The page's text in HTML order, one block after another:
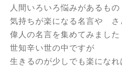
人間いろいろ悩みがあるもの
気持ちが楽になる名言や さ
偉人の名言を集めてみました
世知辛い世の中ですが
生きるのが少しでも楽になれ